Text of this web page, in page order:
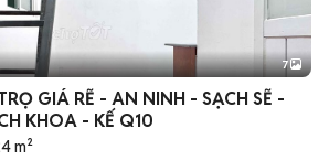
+2
7
GIÁ RẼ - AN NINH - SẠCH SẼ -
KHOA - KẾ Q10
m²